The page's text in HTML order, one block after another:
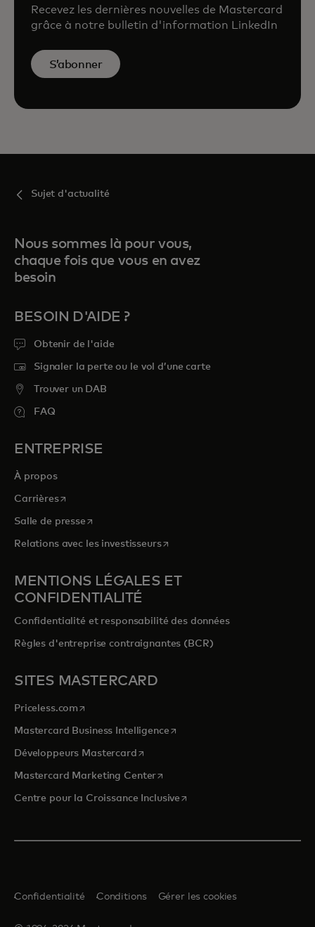
Recevez les dernières nouvelles de Mastercard
grâce à notre bulletin d'information LinkedIn
S’abonner
Sujet d'actualité
Nous sommes là pour vous,
chaque fois que vous en avez
besoin
BESOIN D'AIDE ?
Obtenir de l'aide
Signaler la perte ou le vol d’une carte
Trouver un DAB
FAQ
ENTREPRISE
À propos
Carrièress’ouvre dans un nouvel onglet
Salle de presses’ouvre dans un nouvel onglet
Relations avec les investisseurss’ouvre dans un nouvel onglet
MENTIONS LÉGALES ET
CONFIDENTIALITÉ
Confidentialité et responsabilité des données
Règles d'entreprise contraignantes (BCR)
SITES MASTERCARD
Priceless.com s’ouvre dans un nouvel onglet
Mastercard Business Intelligences’ouvre dans un nouvel onglet
Développeurs Mastercards’ouvre dans un nouvel onglet
Mastercard Marketing Centers’ouvre dans un nouvel onglet
Centre pour la Croissance Inclusive s’ouvre dans un nouvel
Confidentialité Conditions Gérer les cookies